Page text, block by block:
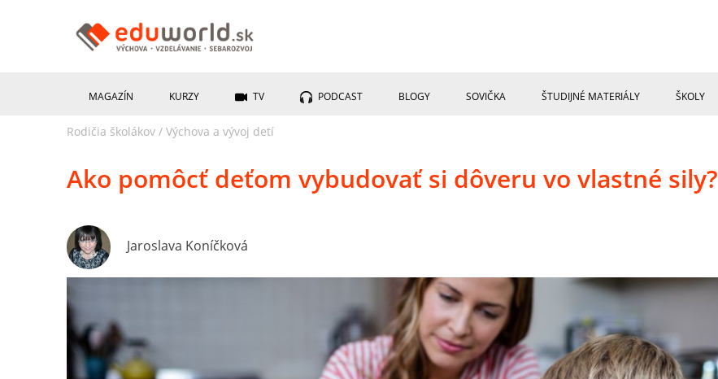
MAGAZÍN KURZY TV PODCAST BLOGY SOVIČKA ŠTUDIJNÉ MATERIÁLY ŠKOLY
Rodičia školákov / Výchova a vývoj detí
Ako pomôcť deťom vybudovať si dôveru vo vlastné sily?
Jaroslava Koníčková